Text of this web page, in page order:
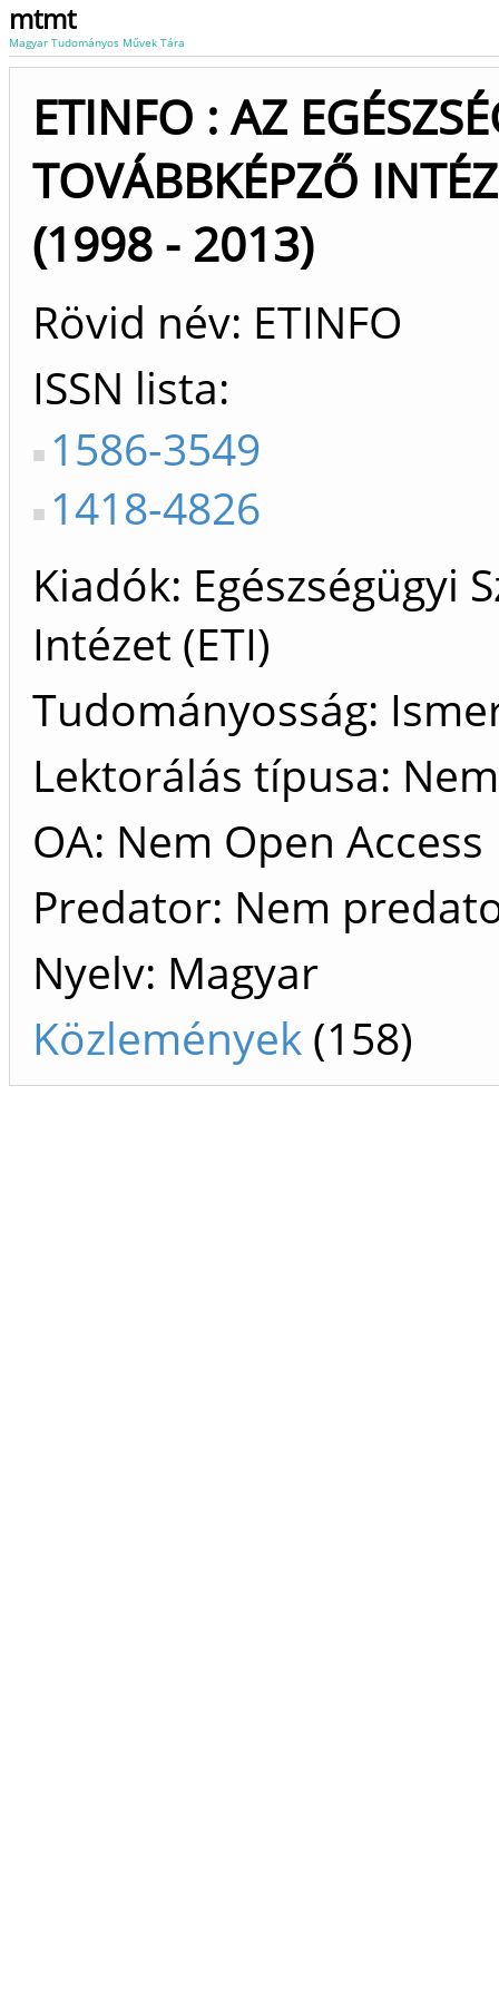
mtmt
Magyar Tudományos Művek Tára
ETINFO : AZ
TOVÁBBKÉPZŐ
(1998 - 2013)
Rövid név: ETINFO
ISSN lista
1586-3549
1418-4826
Kiadók Egészségügyi
Intézet (ETI)
Tudományosság:
Lektorálás típusa:
OA: Nem Open Access
Predator: Nem
Nyelv: Magyar
Közlemények (158)